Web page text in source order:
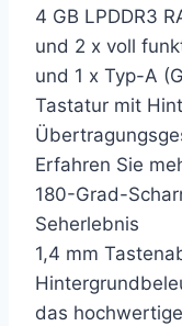
4 GB LPDDR3
und 2 x voll
und 1 x Typ-A
Tastatur mit
Erfahren Sie
180-Grad-
Seherlebnis
1,4 mm
das